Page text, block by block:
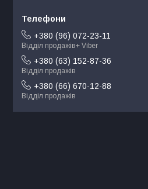
+380 (96) 072-23-11
Відділ продажів+ Viber
+380 (63) 152-87-36
Відділ продажів
+380 (66) 670-12-88
Відділ продажів